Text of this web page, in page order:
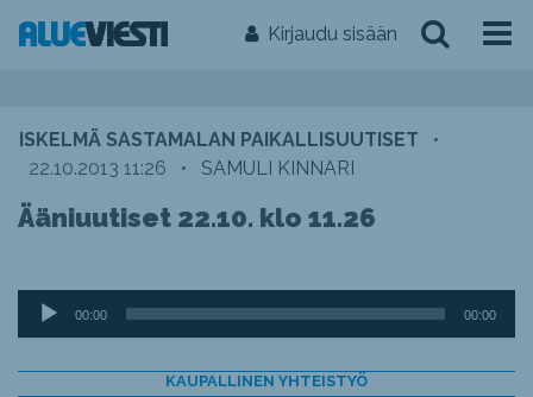
Kirjaudu sisään
ISKELMÄ SASTAMALAN PAIKALLISUUTISET
•
22.10.2013 11:26
• SAMULI KINNARI
Ääniuutiset 22.10. klo 11.26
Äänitoistin
00:00 00:00
KAUPALLINEN YHTEISTYÖ